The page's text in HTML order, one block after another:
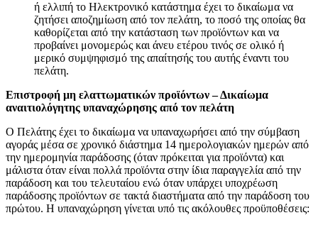
ή ελλιπή το Ηλεκτρονικό κατάστημα έχει το δικαίωμα να
ζητήσει αποζημίωση από τον πελάτη, το ποσό της οποίας θα
καθορίζεται από την κατάσταση των προϊόντων και να
προβαίνει μονομερώς και άνευ ετέρου τινός σε ολικό ή
μερικό συμψηφισμό της απαίτησής του αυτής έναντι του
πελάτη.
Επιστροφή μη ελαττωματικών προϊόντων – Δικαίωμα
αναιτιολόγητης υπαναχώρησης από τον πελάτη
Ο Πελάτης έχει το δικαίωμα να υπαναχωρήσει από την σύμβαση
αγοράς μέσα σε χρονικό διάστημα 14 ημερολογιακών ημερών από
την ημερομηνία παράδοσης (όταν πρόκειται για προϊόντα) και
μάλιστα όταν είναι πολλά προϊόντα στην ίδια παραγγελία από την
παράδοση και του τελευταίου ενώ όταν υπάρχει υποχρέωση
παράδοσης προϊόντων σε τακτά διαστήματα από την παράδοση του
πρώτου. Η υπαναχώρηση γίνεται υπό τις ακόλουθες προϋποθέσεις: